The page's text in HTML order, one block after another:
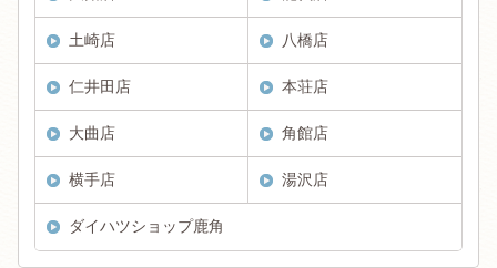
土崎店 八橋店
仁井田店 本荘店
大曲店 角館店
横手店 湯沢店
ダイハツショップ鹿角